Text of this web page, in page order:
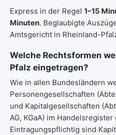
Express in der Regel 1–15
Minuten. Beglaubigte
Amtsgericht in Rheinland-
Welche Rechtsformen
Pfalz eingetragen?
Wie in allen Bundesländern
Personengesellschaften
und Kapitalgesellschaften
AG, KGaA) im
Eintragungspflichtig sind